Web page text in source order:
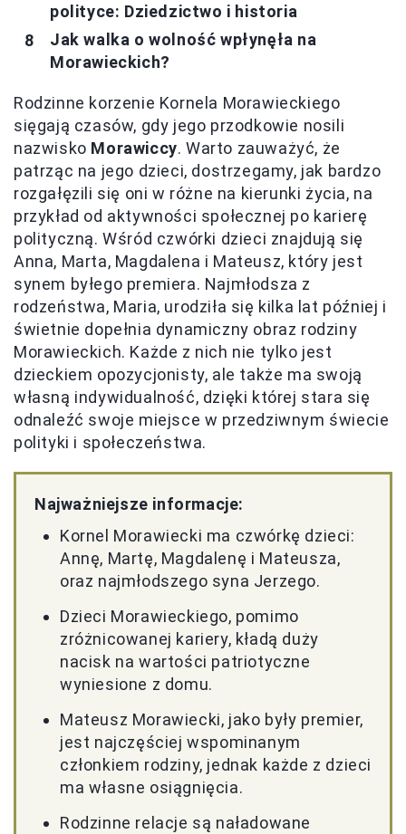
polityce: Dziedzictwo i historia
Jak walka o wolność wpłynęła na
Morawieckich?
Rodzinne korzenie Kornela Morawieckiego
sięgają czasów, gdy jego przodkowie nosili
nazwisko Morawiccy. Warto zauważyć, że
patrząc na jego dzieci, dostrzegamy, jak bardzo
rozgałęzili się oni w różne na kierunki życia, na
przykład od aktywności społecznej po karierę
polityczną. Wśród czwórki dzieci znajdują się
Anna, Marta, Magdalena i Mateusz, który jest
synem byłego premiera. Najmłodsza z
rodzeństwa, Maria, urodziła się kilka lat później i
świetnie dopełnia dynamiczny obraz rodziny
Morawieckich. Każde z nich nie tylko jest
dzieckiem opozycjonisty, ale także ma swoją
własną indywidualność, dzięki której stara się
odnaleźć swoje miejsce w przedziwnym świecie
polityki i społeczeństwa.
Najważniejsze informacje:
Kornel Morawiecki ma czwórkę dzieci:
Annę, Martę, Magdalenę i Mateusza,
oraz najmłodszego syna Jerzego.
Dzieci Morawieckiego, pomimo
zróżnicowanej kariery, kładą duży
nacisk na wartości patriotyczne
wyniesione z domu.
Mateusz Morawiecki, jako były premier,
jest najczęściej wspominanym
członkiem rodziny, jednak każde z dzieci
ma własne osiągnięcia.
Rodzinne relacje są naładowane